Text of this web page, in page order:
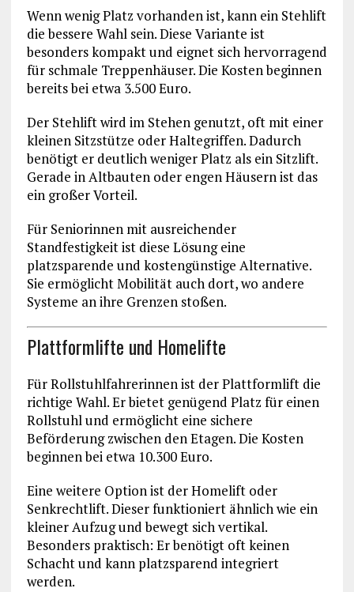
Wenn wenig Platz vorhanden ist, kann ein Stehlift
die bessere Wahl sein. Diese Variante ist
besonders kompakt und eignet sich hervorragend
für schmale Treppenhäuser. Die Kosten beginnen
bereits bei etwa 3.500 Euro.
Der Stehlift wird im Stehen genutzt, oft mit einer
kleinen Sitzstütze oder Haltegriffen. Dadurch
benötigt er deutlich weniger Platz als ein Sitzlift.
Gerade in Altbauten oder engen Häusern ist das
ein großer Vorteil.
Für Seniorinnen mit ausreichender
Standfestigkeit ist diese Lösung eine
platzsparende und kostengünstige Alternative.
Sie ermöglicht Mobilität auch dort, wo andere
Systeme an ihre Grenzen stoßen.
Plattformlifte und Homelifte
Für Rollstuhlfahrerinnen ist der Plattformlift die
richtige Wahl. Er bietet genügend Platz für einen
Rollstuhl und ermöglicht eine sichere
Beförderung zwischen den Etagen. Die Kosten
beginnen bei etwa 10.300 Euro.
Eine weitere Option ist der Homelift oder
Senkrechtlift. Dieser funktioniert ähnlich wie ein
kleiner Aufzug und bewegt sich vertikal.
Besonders praktisch: Er benötigt oft keinen
Schacht und kann platzsparend integriert
werden.